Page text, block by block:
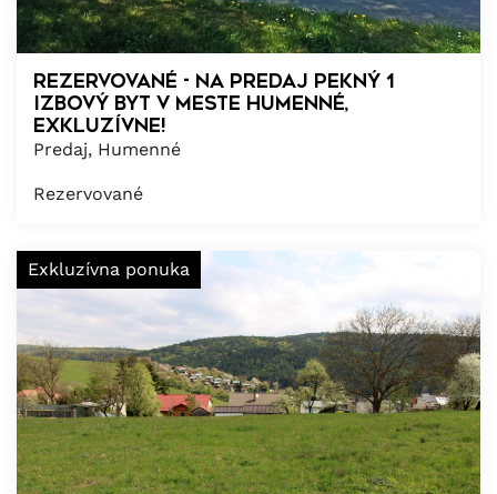
Rezervované - Na predaj pekný 1
izbový byt v meste Humenné,
exkluzívne!
Predaj, Humenné
Rezervované
Exkluzívna ponuka